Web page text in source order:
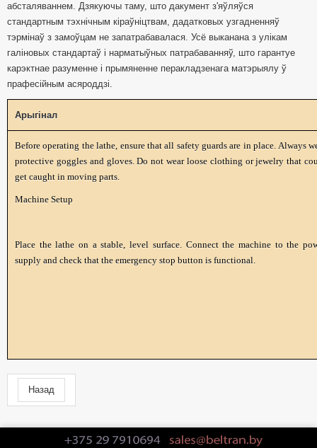
абсталяваннем. Дзякуючы таму, што дакумент з'яўляўся
стандартным тэхнічным кіраўніцтвам, дадатковых узгадненняў
тэрмінаў з замоўцам не запатрабавалася. Усё выканана з улікам
галіновых стандартаў і нарматыўных патрабаванняў, што гарантуе
карэктнае разуменне і прымяненне перакладзенага матэрыялу ў
прафесійным асяроддзі.
Арыгінал
Before operating the lathe, ensure that all safety guards are in place. Always
protective goggles and gloves. Do not wear loose clothing or jewelry that
get caught in moving parts.
Machine Setup
Place the lathe on a stable, level surface. Connect the machine to the
supply and check that the emergency stop button is functional.
Назад